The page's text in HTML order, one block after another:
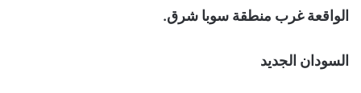
الواقعة غرب منطقة سوبا شرق.
السودان الجديد